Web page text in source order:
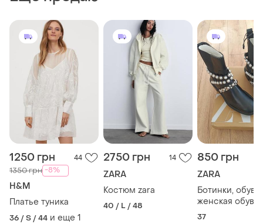
1250 грн 44
1350 грн -8%
H&M
Платье туника
36 / S / 44 и еще 1
2750 грн 14
ZARA
Костюм zara
40 / L / 48
850 грн
ZARA
Ботинки, обувь,
женская обувь
сапоги
37